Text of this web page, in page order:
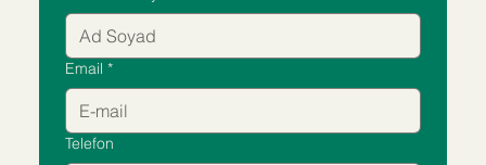
Email *
Telefon